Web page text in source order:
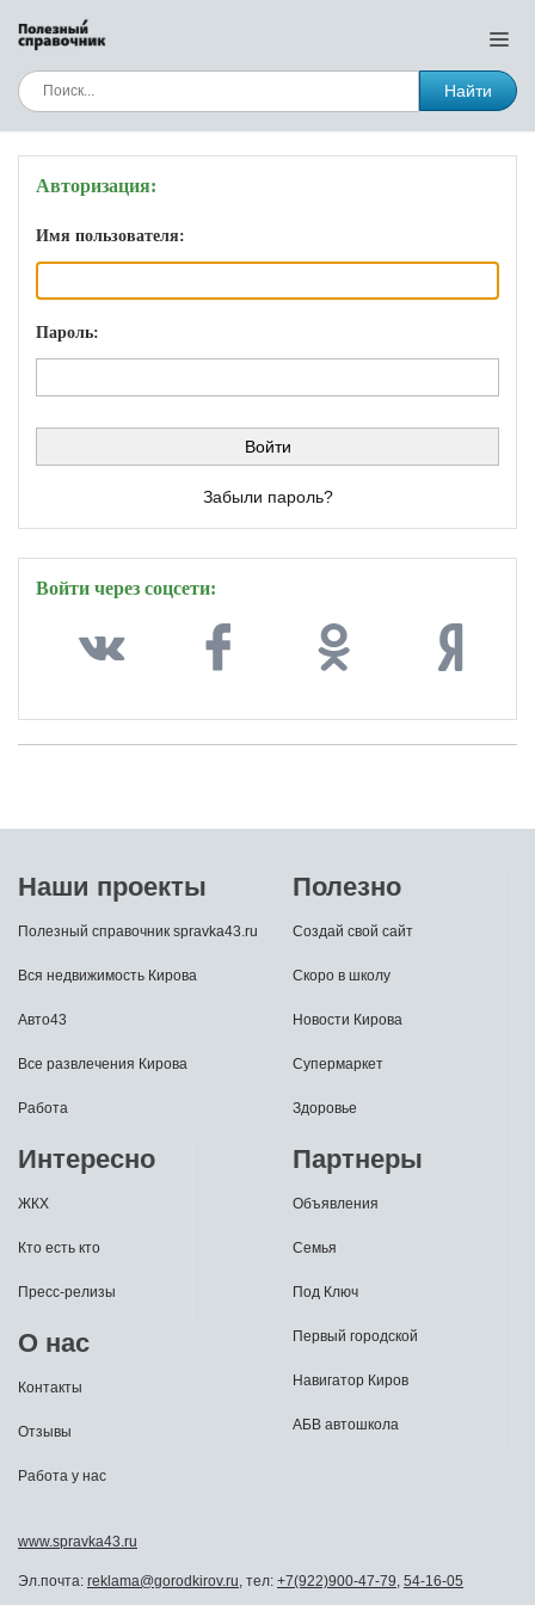
Найти
Авторизация:
Имя пользователя:
Пароль:
Забыли пароль?
Войти через соцсети:
Вконтакте Фейсбук Одноклассники Яндекс
Наши проекты
Полезный справочник spravka43.ru
Вся недвижимость Кирова
Авто43
Все развлечения Кирова
Работа
Полезно
Создай свой сайт
Скоро в школу
Новости Кирова
Супермаркет
Здоровье
Интересно
ЖКХ
Кто есть кто
Пресс-релизы
О нас
Контакты
Отзывы
Работа у нас
Партнеры
Объявления
Семья
Под Ключ
Первый городской
Навигатор Киров
АБВ автошкола
www.spravka43.ru
Эл.почта: reklama@gorodkirov.ru, тел: +7(922)900-47-79, 54-16-05